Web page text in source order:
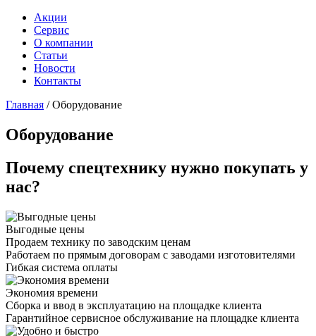
Акции
Сервис
О компании
Статьи
Новости
Контакты
Главная /Оборудование
Оборудование
Почему спецтехнику нужно покупать у
нас?
Выгодные цены
Продаем технику по заводским ценам
Работаем по прямым договорам с заводами изготовителями
Гибкая система оплаты
Экономия времени
Сборка и ввод в эксплуатацию на площадке клиента
Гарантийное сервисное обслуживание на площадке клиента